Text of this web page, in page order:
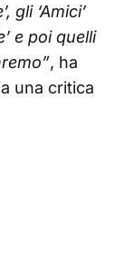
gli ‘Amici’
e poi quelli
, ha
una critica